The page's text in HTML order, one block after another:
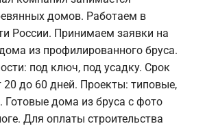
домов. Работаем в
России. Принимаем заявки на
из профилированного бруса.
под ключ, под усадку. Срок
20 до 60 дней. Проекты: типовые,
Готовые дома из бруса с фото
Для оплаты строительства